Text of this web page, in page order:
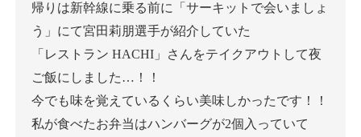
帰りは新幹線に乗る前に
「サーキットで会いましょ
う」にて宮田莉朋選手が紹介していた
「レストラン HACHI」さんをテイクアウトして夜
ご飯にしました…！！
今でも味を覚えているくらい美味しかったです！！
私が食べたお弁当はハンバーグが2個入っていて